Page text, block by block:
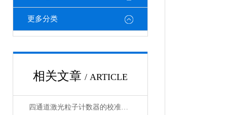
更多分类
相关文章 / ARTICLE
四通道激光粒子计数器的校准方法与周期性验证流程